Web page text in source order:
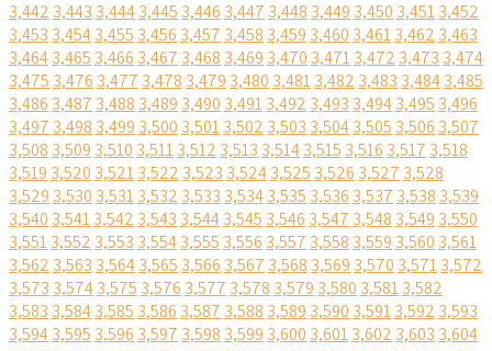
3,442 3,443 3,4443,445 3,446 3,447 3,448 3,449 3,450 3,4513,452
3,453 3,4543,455 3,456 3,457 3,458 3,459 3,460 3,4613,462 3,463
3,4643,465 3,466 3,467 3,468 3,469 3,470 3,4713,472 3,473 3,474
3,475 3,476 3,477 3,478 3,479 3,480 3,4813,482 3,483 3,4843,485
3,486 3,487 3,488 3,489 3,490 3,4913,492 3,493 3,4943,495 3,496
3,497 3,498 3,499 3,500 3,5013,502 3,503 3,5043,505 3,506 3,507
3,508 3,509 3,510 3,5113,512 3,513 3,5143,515 3,516 3,517 3,518
3,519 3,520 3,5213,522 3,523 3,5243,525 3,526 3,527 3,528
3,529 3,530 3,5313,532 3,533 3,5343,535 3,536 3,537 3,538 3,539
3,540 3,5413,542 3,543 3,5443,545 3,546 3,547 3,548 3,549 3,550
3,5513,552 3,553 3,5543,555 3,556 3,557 3,558 3,559 3,560 3,561
3,562 3,563 3,5643,565 3,566 3,567 3,568 3,569 3,570 3,5713,572
3,573 3,5743,575 3,576 3,577 3,578 3,579 3,580 3,5813,582
3,583 3,5843,585 3,586 3,587 3,588 3,589 3,590 3,5913,592 3,593
3,5943,595 3,596 3,597 3,598 3,599 3,600 3,6013,602 3,603 3,604